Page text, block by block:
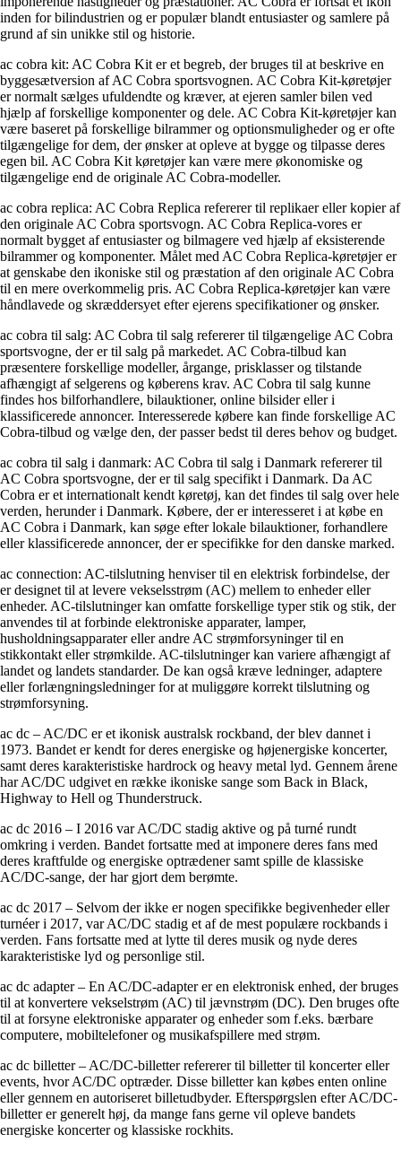
inden for bilindustrien og er populær blandt entusiaster og samlere på
grund af sin unikke stil og historie.
ac cobra kit: AC Cobra Kit er et begreb, der bruges til at beskrive en
byggesætversion af AC Cobra sportsvognen. AC Cobra Kit-køretøjer
er normalt sælges ufuldendte og kræver, at ejeren samler bilen ved
hjælp af forskellige komponenter og dele. AC Cobra Kit-køretøjer kan
være baseret på forskellige bilrammer og optionsmuligheder og er ofte
tilgængelige for dem, der ønsker at opleve at bygge og tilpasse deres
egen bil. AC Cobra Kit køretøjer kan være mere økonomiske og
tilgængelige end de originale AC Cobra-modeller.
ac cobra replica: AC Cobra Replica refererer til replikaer eller kopier af
den originale AC Cobra sportsvogn. AC Cobra Replica-vores er
normalt bygget af entusiaster og bilmagere ved hjælp af eksisterende
bilrammer og komponenter. Målet med AC Cobra Replica-køretøjer er
at genskabe den ikoniske stil og præstation af den originale AC Cobra
til en mere overkommelig pris. AC Cobra Replica-køretøjer kan være
håndlavede og skræddersyet efter ejerens specifikationer og ønsker.
ac cobra til salg: AC Cobra til salg refererer til tilgængelige AC Cobra
sportsvogne, der er til salg på markedet. AC Cobra-tilbud kan
præsentere forskellige modeller, årgange, prisklasser og tilstande
afhængigt af selgerens og køberens krav. AC Cobra til salg kunne
findes hos bilforhandlere, bilauktioner, online bilsider eller i
klassificerede annoncer. Interesserede købere kan finde forskellige AC
Cobra-tilbud og vælge den, der passer bedst til deres behov og budget.
ac cobra til salg i danmark: AC Cobra til salg i Danmark refererer til
AC Cobra sportsvogne, der er til salg specifikt i Danmark. Da AC
Cobra er et internationalt kendt køretøj, kan det findes til salg over hele
verden, herunder i Danmark. Købere, der er interesseret i at købe en
AC Cobra i Danmark, kan søge efter lokale bilauktioner, forhandlere
eller klassificerede annoncer, der er specifikke for den danske marked.
ac connection: AC-tilslutning henviser til en elektrisk forbindelse, der
er designet til at levere vekselsstrøm (AC) mellem to enheder eller
enheder. AC-tilslutninger kan omfatte forskellige typer stik og stik, der
anvendes til at forbinde elektroniske apparater, lamper,
husholdningsapparater eller andre AC strømforsyninger til en
stikkontakt eller strømkilde. AC-tilslutninger kan variere afhængigt af
landet og landets standarder. De kan også kræve ledninger, adaptere
eller forlængningsledninger for at muliggøre korrekt tilslutning og
strømforsyning.
ac dc – AC/DC er et ikonisk australsk rockband, der blev dannet i
1973. Bandet er kendt for deres energiske og højenergiske koncerter,
samt deres karakteristiske hardrock og heavy metal lyd. Gennem årene
har AC/DC udgivet en række ikoniske sange som Back in Black,
Highway to Hell og Thunderstruck.
ac dc 2016 – I 2016 var AC/DC stadig aktive og på turné rundt
omkring i verden. Bandet fortsatte med at imponere deres fans med
deres kraftfulde og energiske optrædener samt spille de klassiske
AC/DC-sange, der har gjort dem berømte.
ac dc 2017 – Selvom der ikke er nogen specifikke begivenheder eller
turnéer i 2017, var AC/DC stadig et af de mest populære rockbands i
verden. Fans fortsatte med at lytte til deres musik og nyde deres
karakteristiske lyd og personlige stil.
ac dc adapter – En AC/DC-adapter er en elektronisk enhed, der bruges
til at konvertere vekselstrøm (AC) til jævnstrøm (DC). Den bruges ofte
til at forsyne elektroniske apparater og enheder som f.eks. bærbare
computere, mobiltelefoner og musikafspillere med strøm.
ac dc billetter – AC/DC-billetter refererer til billetter til koncerter eller
events, hvor AC/DC optræder. Disse billetter kan købes enten online
eller gennem en autoriseret billetudbyder. Efterspørgslen efter AC/DC-
billetter er generelt høj, da mange fans gerne vil opleve bandets
energiske koncerter og klassiske rockhits.